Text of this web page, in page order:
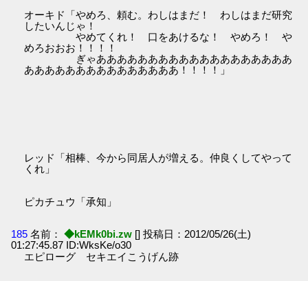
オーキド「やめろ、頼む。わしはまだ！ わしはまだ研究
したいんじゃ！
やめてくれ！ 口をあけるな！ やめろ！ や
めろおおお！！！！
ぎゃあああああああああああああああああああ
あああああああああああああああ！！！！」
レッド「相棒、今から同居人が増える。仲良くしてやって
くれ」
ピカチュウ「承知」
185 名前： ◆kEMk0bi.zw [] 投稿日：2012/05/26(土)
01:27:45.87 ID:WksKe/o30
エピローグ セキエイこうげん跡